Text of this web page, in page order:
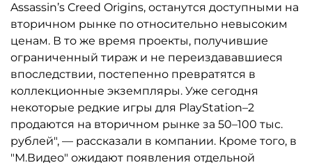
Assassin’s Creed Origins, останутся доступными на
вторичном рынке по относительно невысоким
ценам. В то же время проекты, получившие
ограниченный тираж и не переиздававшиеся
впоследствии, постепенно превратятся в
коллекционные экземпляры. Уже сегодня
некоторые редкие игры для PlayStation–2
продаются на вторичном рынке за 50–100 тыс.
рублей", — рассказали в компании. Кроме того, в
"М.Видео" ожидают появления отдельной